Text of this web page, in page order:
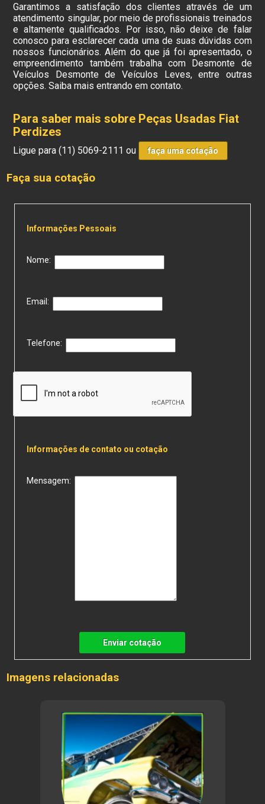
Garantimos a satisfação dos clientes através de um
atendimento singular, por meio de profissionais treinados
e altamente qualificados. Por isso, não deixe de falar
conosco para esclarecer cada uma de suas dúvidas com
nossos funcionários. Além do que já foi apresentado, o
empreendimento também trabalha com Desmonte de
Veículos Desmonte de Veículos Leves, entre outras
opções. Saiba mais entrando em contato.
Para saber mais sobre Peças Usadas Fiat
Perdizes
Ligue para(11) 5069-2111 ou faça uma cotação
Faça sua cotação
Informações Pessoais
Nome:
Email:
Telefone:
Informações de contato ou cotação
Mensagem:
Enviar cotação
Imagens relacionadas